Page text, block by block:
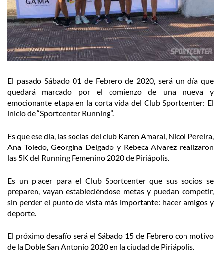
El pasado Sábado 01 de Febrero de 2020, será un día que
quedará marcado por el comienzo de una nueva y
emocionante etapa en la corta vida del Club Sportcenter: El
inicio de “Sportcenter Running”.
Es que ese día, las socias del club Karen Amaral, Nicol Pereira,
Ana Toledo, Georgina Delgado y Rebeca Alvarez realizaron
las 5K del Running Femenino 2020 de Piriápolis.
Es un placer para el Club Sportcenter que sus socios se
preparen, vayan estableciéndose metas y puedan competir,
sin perder el punto de vista más importante: hacer amigos y
deporte.
El próximo desafío será el Sábado 15 de Febrero con motivo
de la Doble San Antonio 2020 en la ciudad de Piriápolis.